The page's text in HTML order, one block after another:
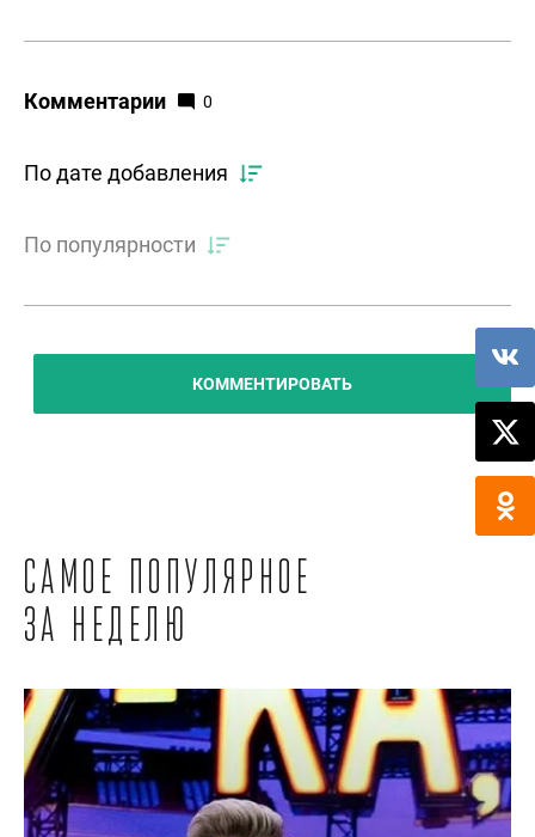
Комментарии 0
По дате добавления
По популярности
КОММЕНТИРОВАТЬ
Самое популярное
за неделю